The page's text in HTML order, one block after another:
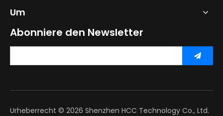
Um
Abonniere den Newsletter
Urheberrecht © 2026 Shenzhen HCC Technology Co., Ltd.